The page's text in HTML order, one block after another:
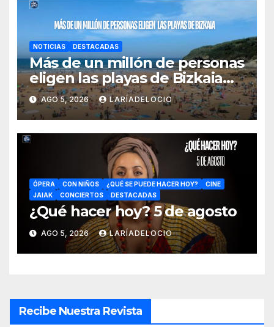
NOTICIAS DESTACADAS
Más de un millón de personas
eligen las playas de Bizkaia
en la primera mitad de la
temporada
AGO 5, 2026 LARÍADELOCIO
ÓPERA CON NIÑOS ¿QUÉ SE PUEDE HACER HOY?
CINE
JAIAK
CONCIERTOS DESTACADAS
¿Qué hacer hoy? 5 de agosto
AGO 5, 2026 LARÍADELOCIO
Recibe Nuestra Revista